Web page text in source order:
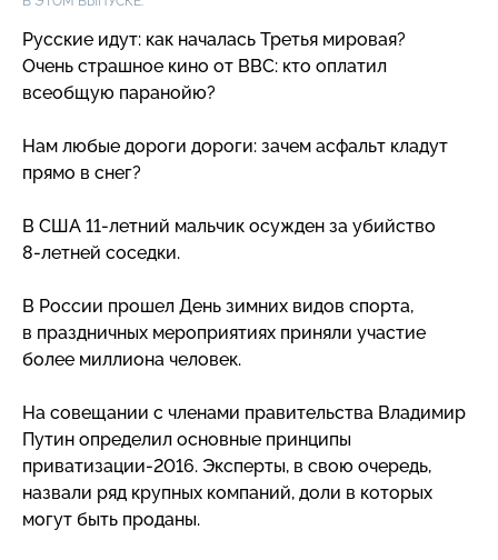
Русские идут: как началась Третья мировая?
Очень страшное кино от BBC: кто оплатил
всеобщую паранойю?
Нам любые дороги дороги: зачем асфальт кладут
прямо в снег?
В США 11-летний мальчик осужден за убийство
8-летней соседки.
В России прошел День зимних видов спорта,
в праздничных мероприятиях приняли участие
более миллиона человек.
На совещании с членами правительства Владимир
Путин определил основные принципы
приватизации-2016. Эксперты, в свою очередь,
назвали ряд крупных компаний, доли в которых
могут быть проданы.